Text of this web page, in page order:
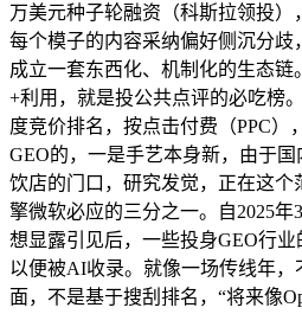
万美元种子轮融资（科斯拉领投）
每个模子的内容采纳偏好侧沉分
成立一套东西化、机制化的生态
+利用，就是投公共点评的必吃榜
度竞价排名，按点击付费（PPC）
GEO的，一是手艺本身新，由于
饮店的门口，研究发觉，正在这个
擎微软必应的三分之一。自2025
想显露引见后，一些投身GEO行业
以便被AI收录。就像一场传线年，
面，不是基于搜刮排名，“将来像